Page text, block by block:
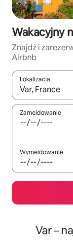
Wakacyjny
Znajdź i
Airbnb
Lokalizacja
Gdy wyniki
Zameldowanie
Wymeldowanie
Var –